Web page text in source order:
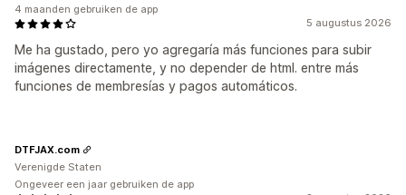
5 augustus 2026
Me ha gustado, pero yo agregaría más funciones para subir
imágenes directamente, y no depender de html. entre más
funciones de membresías y pagos automáticos.
4 maanden gebruiken de app
DTFJAX.com
Verenigde Staten
Ongeveer een jaar gebruiken de app